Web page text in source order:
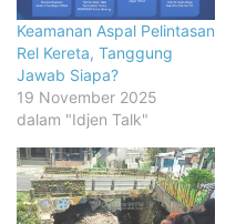
Keamanan Aspal Pelintasan
Rel Kereta, Tanggung
Jawab Siapa?
19 November 2025
dalam "Idjen Talk"